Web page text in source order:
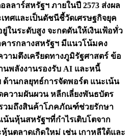
ลาร์สหรัฐฯ ภายในปี 2573 ส่งผล
ทศและเป็นดัชนีชี้วัดเศรษฐกิจยุค
ในระดับสูง จะกดดันให้เงินเฟ้อทั่ว
ารกลางสหรัฐฯ มีแนวโน้มคง
ามตึงเครียดทางภูมิรัฐศาสตร์ ข้อ
นพลังงานรองรับ AI และหนี้
านกลยุทธ์การจัดพอร์ต แนะเน้น
ความผันผวน หลีกเลี่ยงพันธบัตร
วมถึงสินค้าโภคภัณฑ์ช่วยรักษา
นหุ้นสหรัฐฯที่กำไรเติบโตจาก
นตลาดเกิดใหม่ เช่น เกาหลีใต้และ